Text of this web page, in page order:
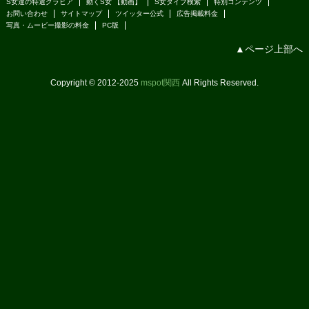
S女達の特選グラビア 動くS女 【動画】 S女タイプ検索
特別コンテンツ
お問い合わせ
サイトマップ ツイッター公式
広告掲載料金
写真・ムービー撮影の料金
PC版
▲ページ上部へ
Copyright © 2012-2025 mspot関西 All Rights Reserved.